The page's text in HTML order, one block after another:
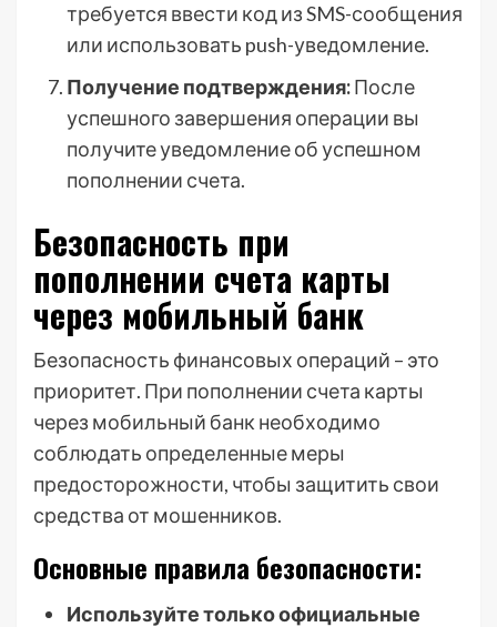
требуется ввести код из SMS-сообщения
или использовать push-уведомление.
Получение подтверждения:После
успешного завершения операции вы
получите уведомление об успешном
пополнении счета.
Безопасность при
пополнении счета карты
через мобильный банк
Безопасность финансовых операций – это
приоритет. При пополнении счета карты
через мобильный банк необходимо
соблюдать определенные меры
предосторожности, чтобы защитить свои
средства от мошенников.
Основные правила безопасности:
Используйте только официальные